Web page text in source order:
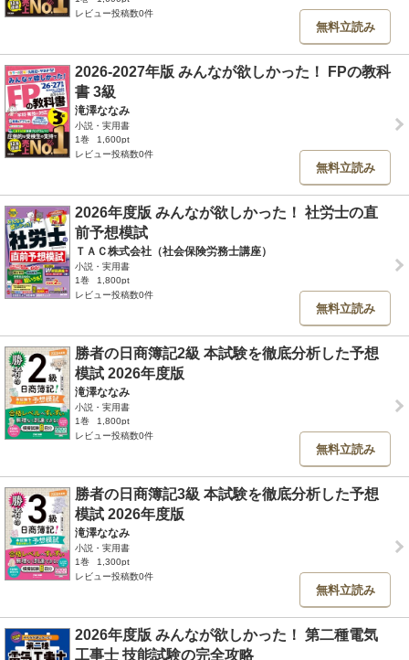
レビュー投稿数0件
無料立読み
2026-2027年版 みんなが欲しかった！ FPの教科
書 3級
滝澤ななみ
小説・実用書
1巻
1,600pt
レビュー投稿数0件
無料立読み
2026年度版 みんなが欲しかった！ 社労士の直
前予想模試
ＴＡＣ株式会社（社会保険労務士講座）
小説・実用書
1巻
1,800pt
レビュー投稿数0件
無料立読み
勝者の日商簿記2級 本試験を徹底分析した予想
模試 2026年度版
滝澤ななみ
小説・実用書
1巻
1,800pt
レビュー投稿数0件
無料立読み
勝者の日商簿記3級 本試験を徹底分析した予想
模試 2026年度版
滝澤ななみ
小説・実用書
1巻
1,300pt
レビュー投稿数0件
無料立読み
2026年度版 みんなが欲しかった！ 第二種電気
工事士 技能試験の完全攻略